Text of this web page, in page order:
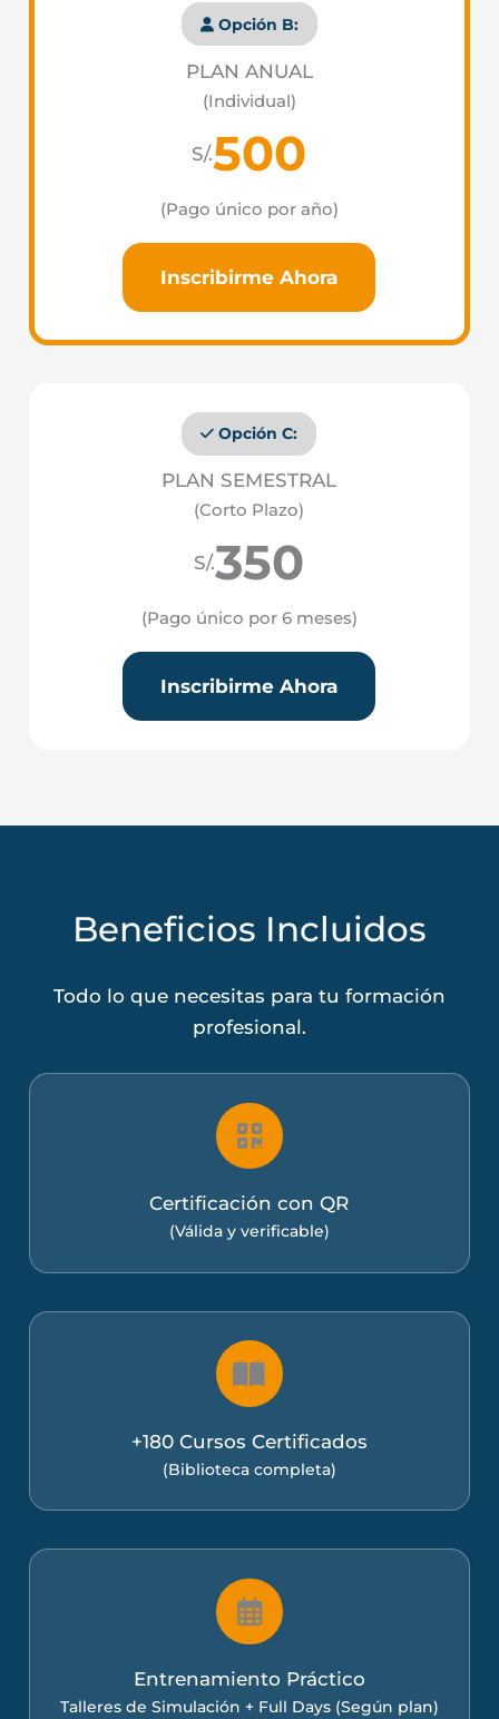
Opción B:
PLAN ANUAL
(Individual)
S/.500
(Pago único por año)
Inscribirme Ahora
Opción C:
PLAN SEMESTRAL
(Corto Plazo)
S/.350
(Pago único por 6 meses)
Inscribirme Ahora
Beneficios Incluidos
Todo lo que necesitas para tu formación
profesional.
Certificación con QR
(Válida y verificable)
+180 Cursos Certificados
(Biblioteca completa)
Entrenamiento Práctico
Talleres de Simulación + Full Days (Según plan)